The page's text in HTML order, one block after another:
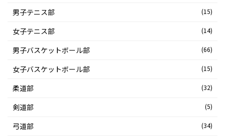
男子テニス部 (15)
女子テニス部 (14)
男子バスケットボール部 (66)
女子バスケットボール部 (15)
柔道部 (32)
剣道部 (5)
弓道部 (34)